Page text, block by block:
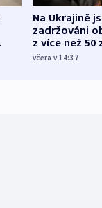
Na Ukrajině
zadržováni
z více než 50
Bojovali na
včera v 14:37